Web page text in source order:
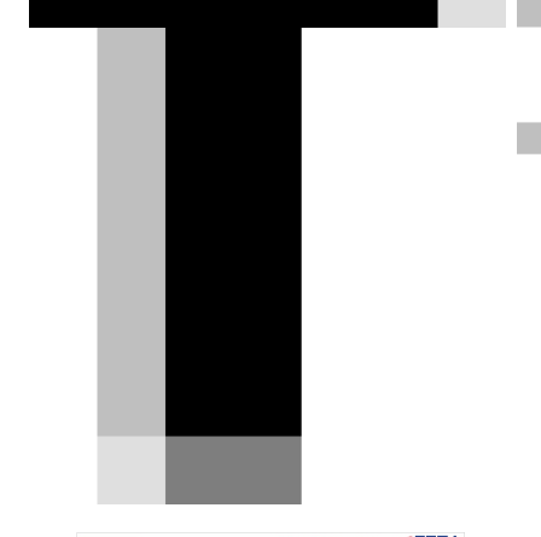
108, καθώς η προωθούμενη κατηγορία